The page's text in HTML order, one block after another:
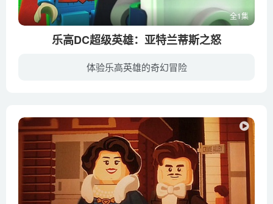
全1集
乐高DC超级英雄：亚特兰蒂斯之怒
体验乐高英雄的奇幻冒险